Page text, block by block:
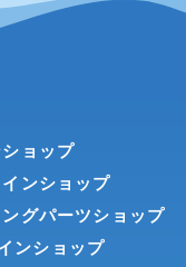
ョップ
ンショップ
グパーツショップ
ンショップ